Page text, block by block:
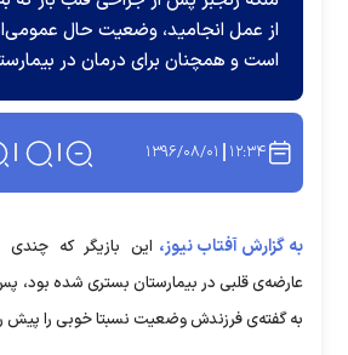
از عمل انجامید، وضعیت حال
است و همچنان برای درمان در
۱۲:۳۴ ۱۳۹۶/۰۸/۰۱
به گزارش آفتاب نیوز، این بازیگر که
عارضه‌ی قلبی در بیمارستان بستری شده بود،
به گفته‌ی فرزندش وضعیت نسبتا خوبی را پیش